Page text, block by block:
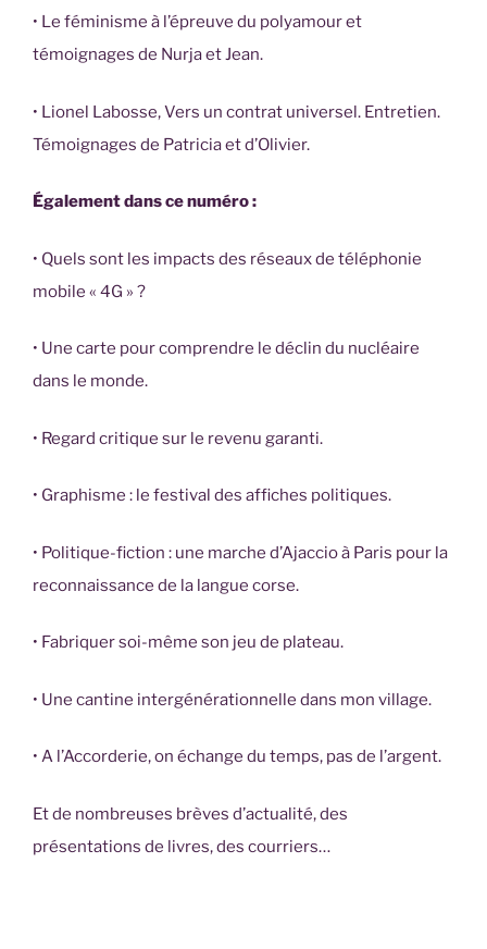
• Le féminisme à l’épreuve du polyamour et
témoignages de Nurja et Jean.
• Lionel Labosse, Vers un contrat universel. Entretien.
Témoignages de Patricia et d’Olivier.
Également dans ce numéro :
• Quels sont les impacts des réseaux de téléphonie
mobile « 4G » ?
• Une carte pour comprendre le déclin du nucléaire
dans le monde.
• Regard critique sur le revenu garanti.
• Graphisme : le festival des affiches politiques.
• Politique-fiction : une marche d’Ajaccio à Paris pour la
reconnaissance de la langue corse.
• Fabriquer soi-même son jeu de plateau.
• Une cantine intergénérationnelle dans mon village.
• A l’Accorderie, on échange du temps, pas de l’argent.
Et de nombreuses brèves d’actualité, des
présentations de livres, des courriers…